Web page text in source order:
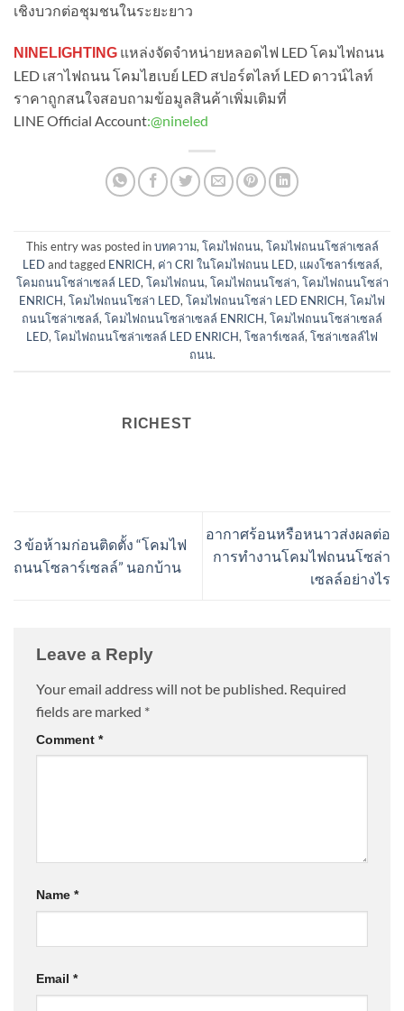
เชิงบวกต่อชุมชนในระยะยาว
NINELIGHTING แหล่งจัดจำหน่ายหลอดไฟ LED โคมไฟถนน
LED เสาไฟถนน โคมไฮเบย์ LED สปอร์ตไลท์ LED ดาวน์ไลท์
ราคาถูกสนใจสอบถามข้อมูลสินค้าเพิ่มเติมที่
LINE Official Account:@nineled
This entry was posted inบทความ, โคมไฟถนน, โคมไฟถนนโซล่าเซลล์
LEDand tagged ENRICH, ค่า CRI ในโคมไฟถนน LED, แผงโซลาร์เซลล์,
โคมถนนโซล่าเซลล์ LED, โคมไฟถนน, โคมไฟถนนโซล่า, โคมไฟถนนโซล่า
ENRICH, โคมไฟถนนโซล่า LED, โคมไฟถนนโซล่า LED ENRICH, โคมไฟ
ถนนโซล่าเซลล์, โคมไฟถนนโซล่าเซลล์ ENRICH, โคมไฟถนนโซล่าเซลล์
LED, โคมไฟถนนโซล่าเซลล์ LED ENRICH, โซลาร์เซลล์, โซล่าเซลล์ไฟ
ถนน.
RICHEST
3 ข้อห้ามก่อนติดตั้ง “โคมไฟ
ถนนโซลาร์เซลล์” นอกบ้าน
อากาศร้อนหรือหนาวส่งผลต่อ
การทำงานโคมไฟถนนโซล่า
เซลล์อย่างไร
Leave a Reply
Your email address will not be published. Required
fields are marked *
Comment *
Name *
Email *